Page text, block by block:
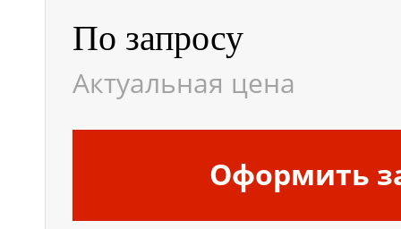
По запросу
Актуальная цена
Оформить